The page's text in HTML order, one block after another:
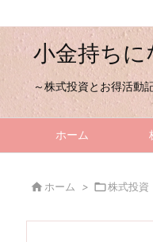
小金持ち
～株式投資とお得活動
ホーム
 ホーム > 株式投資